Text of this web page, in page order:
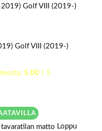
Golf VIII (2019-)
5.00/ 5
Loppu